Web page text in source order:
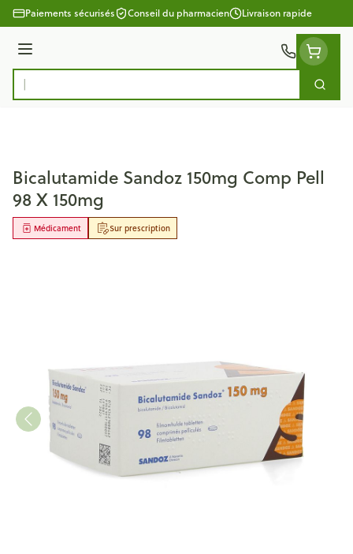
Aller au contenu
Paiements sécurisés Conseil du pharmacien Livraison rapide
Menu
Rechercher
Bicalutamide Sandoz 150mg Comp Pell
98 X 150mg
Sur prescription
Médicament